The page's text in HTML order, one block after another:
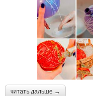
читать дальше →